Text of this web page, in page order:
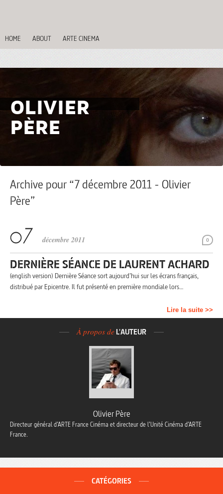
HOME ABOUT ARTE CINEMA
OLIVIER
PÈRE
Archive pour “7 décembre 2011 - Olivier
Père”
0
décembre 2011
DERNIÈRE SÉANCE DE LAURENT ACHARD
(english version) Dernière Séance sort aujourd’hui sur les écrans français,
distribué par Epicentre. Il fut présenté en première mondiale lors…
Lire la suite >>
À propos de L'AUTEUR
Olivier Père
Directeur général d’ARTE France Cinéma et directeur de l’Unité Cinéma d’ARTE
France.
CATÉGORIES